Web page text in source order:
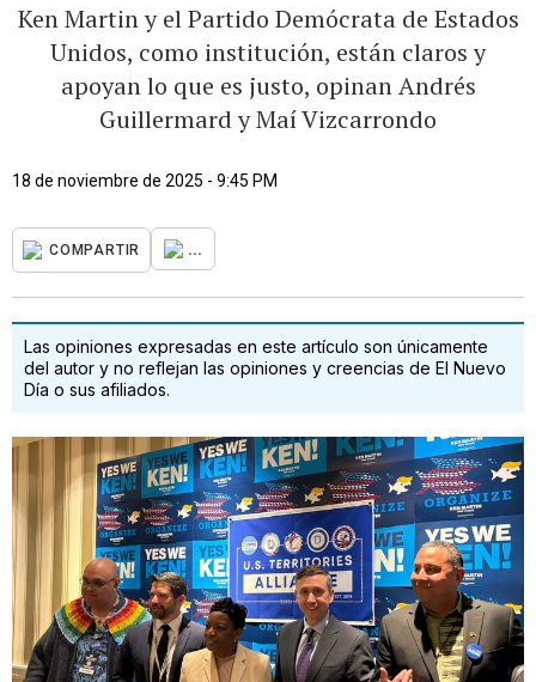
Ken Martin y el Partido Demócrata de Estados
Unidos, como institución, están claros y
apoyan lo que es justo, opinan Andrés
Guillermard y Maí Vizcarrondo
18 de noviembre de 2025 - 9:45 PM
COMPARTIR ...
Las opiniones expresadas en este artículo son únicamente
del autor y no reflejan las opiniones y creencias de El Nuevo
Día o sus afiliados.